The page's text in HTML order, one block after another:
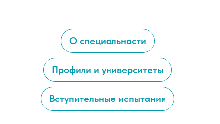
О специальности
Профили и университеты
Вступительные испытания